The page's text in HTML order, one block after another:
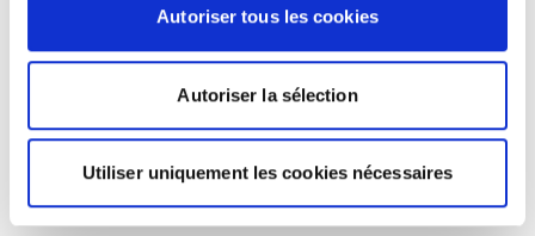
Autoriser tous les cookies
Autoriser la sélection
Utiliser uniquement les cookies nécessaires